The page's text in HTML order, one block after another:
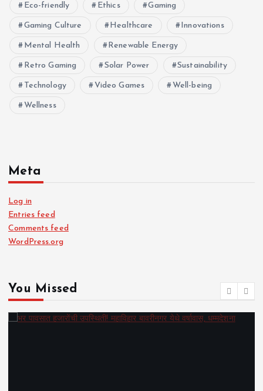
Eco-friendly Ethics Gaming
Gaming Culture Healthcare Innovations
Mental Health Renewable Energy
Retro Gaming Solar Power Sustainability
Technology Video Games Well-being
Wellness
Meta
Log in
Entries feed
Comments feed
WordPress.org
You Missed